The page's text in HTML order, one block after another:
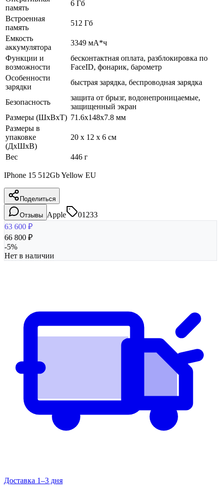
память
6 Гб
Встроенная
память
512 Гб
Емкость
аккумулятора
3349 мА*ч
Функции и
возможности
бесконтактная оплата, разблокировка по
FaceID, фонарик, барометр
Особенности
зарядки
быстрая зарядка, беспроводная зарядка
Безопасность
защита от брызг, водонепроницаемые,
защищенный экран
Размеры (ШхВхТ) 71.6x148x7.8 мм
Размеры в
упаковке
(ДхШхВ)
20 x 12 x 6 см
Вес 446 г
IPhone 15 512Gb Yellow EU
Поделиться
Отзывы Apple
01233
63 600 ₽
66 800 ₽
-5%
Нет в наличии
Доставка 1–3 дня